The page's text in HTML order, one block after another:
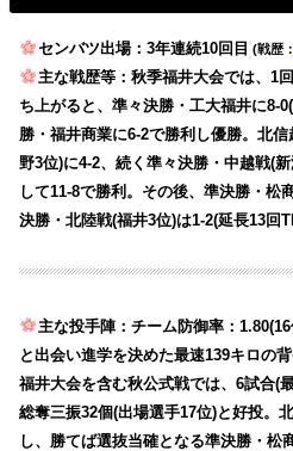
センバツ出場：3年連続10回目 (戦歴：
主な戦歴等：秋季福井大会では、1
ち上がると、準々決勝・工大福井に8-
勝・福井商業に6-2で勝利し優勝。北
野3位)に4-2、続く準々決勝・中越戦(
して11-8で勝利。その後、準決勝・松
決勝・北陸戦(福井3位)は1-2(延長13回
主な投手陣：チーム防御率：
と出会い進学を決めた最速139キロの
福井大会を含む秋公式戦では、6試合(
総奪三振32個(出場選手17位)と好投。
し、勝てば選抜当確となる準決勝・松